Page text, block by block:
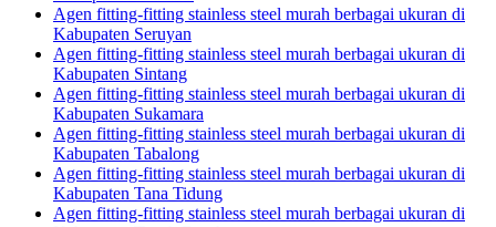
Agen fitting-fitting stainless steel murah berbagai ukuran di
Kabupaten Seruyan
Agen fitting-fitting stainless steel murah berbagai ukuran di
Kabupaten Sintang
Agen fitting-fitting stainless steel murah berbagai ukuran di
Kabupaten Sukamara
Agen fitting-fitting stainless steel murah berbagai ukuran di
Kabupaten Tabalong
Agen fitting-fitting stainless steel murah berbagai ukuran di
Kabupaten Tana Tidung
Agen fitting-fitting stainless steel murah berbagai ukuran di